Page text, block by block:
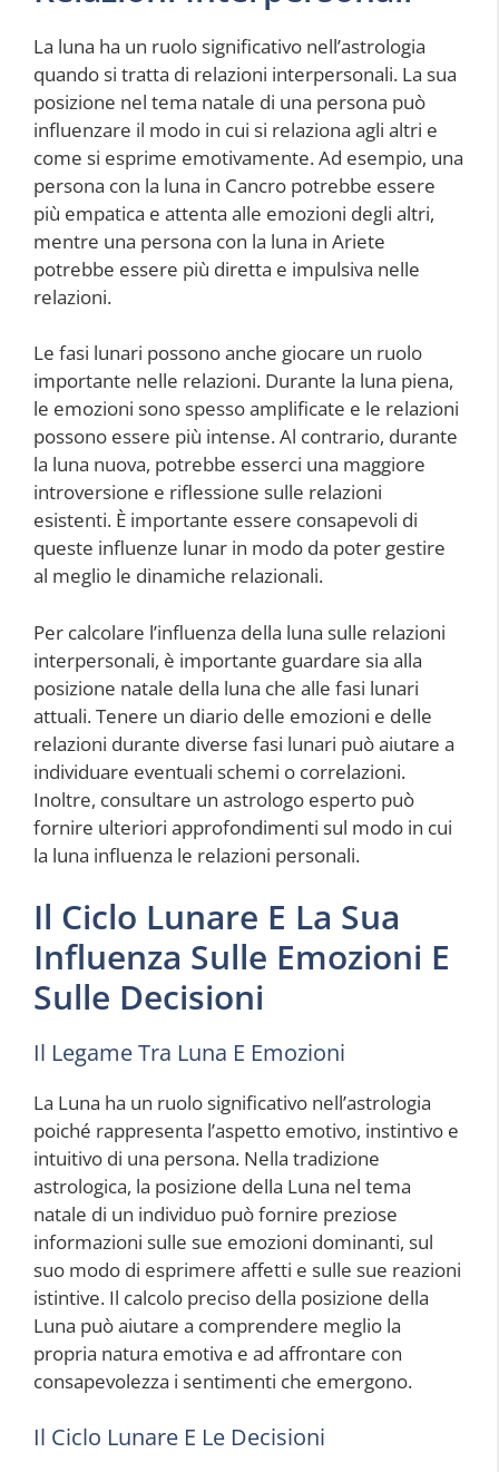
La luna ha un ruolo significativo nell’astrologia
quando si tratta di relazioni interpersonali. La sua
posizione nel tema natale di una persona può
influenzare il modo in cui si relaziona agli altri e
come si esprime emotivamente. Ad esempio, una
persona con la luna in Cancro potrebbe essere
più empatica e attenta alle emozioni degli altri,
mentre una persona con la luna in Ariete
potrebbe essere più diretta e impulsiva nelle
relazioni.
Le fasi lunari possono anche giocare un ruolo
importante nelle relazioni. Durante la luna piena,
le emozioni sono spesso amplificate e le relazioni
possono essere più intense. Al contrario, durante
la luna nuova, potrebbe esserci una maggiore
introversione e riflessione sulle relazioni
esistenti. È importante essere consapevoli di
queste influenze lunar in modo da poter gestire
al meglio le dinamiche relazionali.
Per calcolare l’influenza della luna sulle relazioni
interpersonali, è importante guardare sia alla
posizione natale della luna che alle fasi lunari
attuali. Tenere un diario delle emozioni e delle
relazioni durante diverse fasi lunari può aiutare a
individuare eventuali schemi o correlazioni.
Inoltre, consultare un astrologo esperto può
fornire ulteriori approfondimenti sul modo in cui
la luna influenza le relazioni personali.
Il Ciclo Lunare E La Sua
Influenza Sulle Emozioni E
Sulle Decisioni
Il Legame Tra Luna E Emozioni
La Luna ha un ruolo significativo nell’astrologia
poiché rappresenta l’aspetto emotivo, instintivo e
intuitivo di una persona. Nella tradizione
astrologica, la posizione della Luna nel tema
natale di un individuo può fornire preziose
informazioni sulle sue emozioni dominanti, sul
suo modo di esprimere affetti e sulle sue reazioni
istintive. Il calcolo preciso della posizione della
Luna può aiutare a comprendere meglio la
propria natura emotiva e ad affrontare con
consapevolezza i sentimenti che emergono.
Il Ciclo Lunare E Le Decisioni